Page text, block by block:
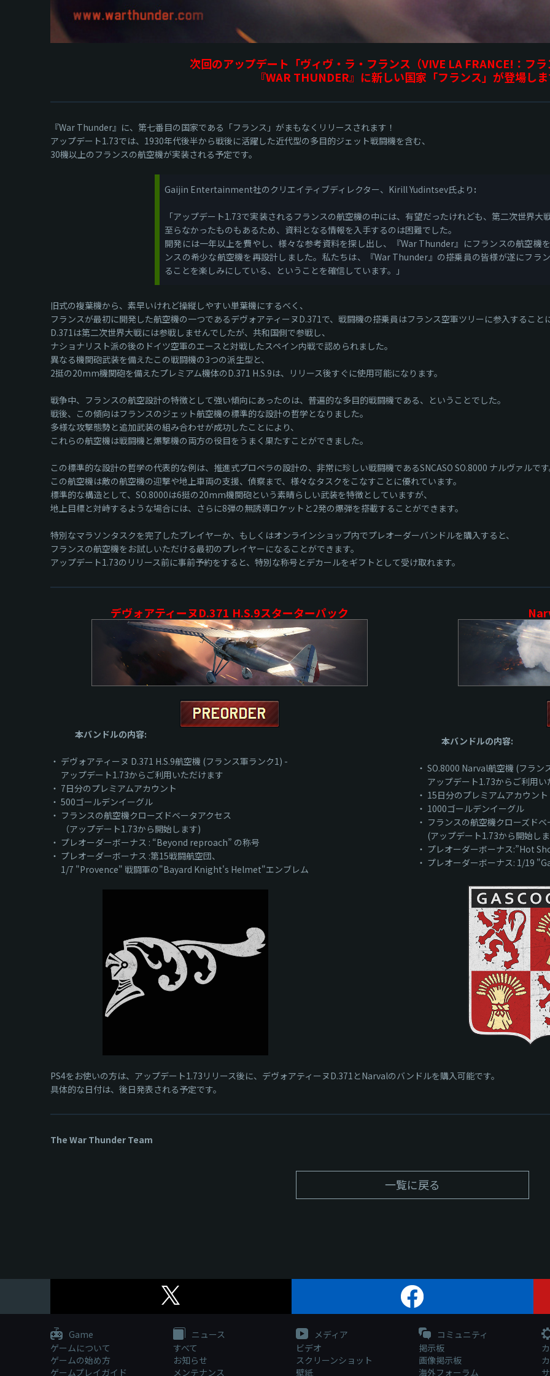
次回のアップデート「ヴィヴ・ラ・フランス（VIVE LA FRANCE!：フ
『WAR THUNDER』に新しい国家「フランス」が登場しま
『War Thunder』に、第七番目の国家である「フランス」がまもなくリリースされます！
アップデート1.73では、1930年代後半から戦後に活躍した近代型の多目的ジェット戦闘機を含む、
30機以上のフランスの航空機が実装される予定です。
Gaijin Entertainment社のクリエイティブディレクター、Kirill Yudintsev氏より :
「アップデート1.73で実装されるフランスの航空機の中には、有望だったけれども、第二次世界大
至らなかったものもあるため、資料となる情報を入手するのは困難でした。
開発には一年以上を費やし、様々な参考資料を探し出し、『War Thunder』にフランスの航空機
ンスの希少な航空機を再設計しました。私たちは、『War Thunder』の搭乗員の皆様が遂にフラ
ることを楽しみにしている、ということを確信しています。」
旧式の複葉機から、素早いけれど操縦しやすい単葉機にするべく、
フランスが最初に開発した航空機の一つであるデヴォアティーヌD.371で、戦闘機の搭乗員はフランス空軍ツリーに参入すること
D.371は第二次世界大戦には参戦しませんでしたが、共和国側で参戦し、
ナショナリスト派の後のドイツ空軍のエースと対戦したスペイン内戦で認められました。
異なる機関砲武装を備えたこの戦闘機の3つの派生型と、
2挺の20mm機関砲を備えたプレミアム機体のD.371 H.S.9は、リリース後すぐに使用可能になります。
戦争中、フランスの航空設計の特徴として強い傾向にあったのは、普遍的な多目的戦闘機である、ということでした。
戦後、この傾向はフランスのジェット航空機の標準的な設計の哲学となりました。
多様な攻撃態勢と追加武装の組み合わせが成功したことにより、
これらの航空機は戦闘機と爆撃機の両方の役目をうまく果たすことができました。
この標準的な設計の哲学の代表的な例は、推進式プロペラの設計の、非常に珍しい戦闘機であるSNCASO SO.8000 ナルヴァルです
この航空機は敵の航空機の迎撃や地上車両の支援、偵察まで、様々なタスクをこなすことに優れています。
標準的な構造として、SO.8000は6挺の20mm機関砲という素晴らしい武装を特徴としていますが、
地上目標と対峙するような場合には、さらに8弾の無誘導ロケットと2発の爆弾を搭載することができます。
特別なマラソンタスクを完了したプレイヤーか、もしくはオンラインショップ内でプレオーダーバンドルを購入すると、
フランスの航空機をお試しいただける最初のプレイヤーになることができます。
アップデート1.73のリリース前に事前予約をすると、特別な称号とデカールをギフトとして受け取れます。
デヴォアティーヌD.371 H.S.9スターターパック
本バンドルの内容:
・ デヴォアティーヌ D.371 H.S.9航空機 (フランス軍ランク1) -
アップデート1.73からご利用いただけます
・ 7日分のプレミアムアカウント
・ 500ゴールデンイーグル
・ フランスの航空機クローズドベータアクセス
（アップデート1.73から開始します)
・ プレオーダーボーナス : “Beyond reproach” の称号
・ プレオーダーボーナス :第15戦闘航空団、
1/7 "Provence" 戦闘軍の"Bayard Knight's Helmet"エンブレム
本バンドルの内容:
・ SO.8000 Narval航空機 (フラン
アップデート1.73からご利用い
・ 15日分のプレミアムアカウント
・ 1000ゴールデンイーグル
・ フランスの航空機クローズドベ
(アップデート1.73から開始し
・ プレオーダーボーナス:”Hot
・ プレオーダーボーナス: 1/19
PS4をお使いの方は、アップデート1.73リリース後に、デヴォアティーヌD.371とNarvalのバンドルを購入可能です。
具体的な日付は、後日発表される予定です。
The War Thunder Team
一覧に戻る
Game
ゲームについて
ゲームの始め方
ゲームプレイガイド
ニュース
すべて
お知らせ
メンテナンス
メディア
ビデオ
スクリーンショット
壁紙
コミュニティ
掲示板
画像掲示板
海外フォーラム